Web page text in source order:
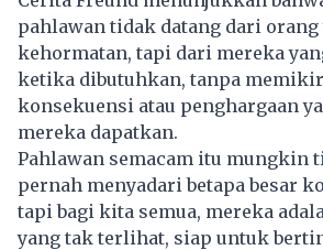
pahlawan tidak datang dari orang
kehormatan, tapi dari mereka
ketika dibutuhkan, tanpa
konsekuensi atau penghargaan
mereka dapatkan.
Pahlawan semacam itu mungkin
pernah menyadari betapa besar
tapi bagi kita semua, mereka
yang tak terlihat, siap untuk